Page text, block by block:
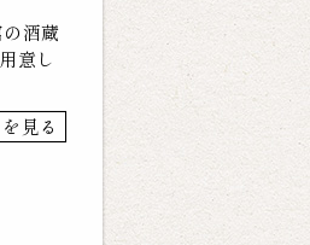
酒蔵
意し
見る